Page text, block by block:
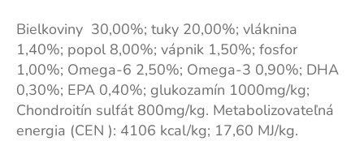
Bielkoviny 30,00%; tuky 20,00%; vláknina
1,40%; popol 8,00%; vápnik 1,50%; fosfor
1,00%; Omega-6 2,50%; Omega-3 0,90%; DHA
0,30%; EPA 0,40%; glukozamín 1000mg/kg;
Chondroitín sulfát 800mg/kg. Metabolizovateľná
energia (CEN ): 4106 kcal/kg; 17,60 MJ/kg.